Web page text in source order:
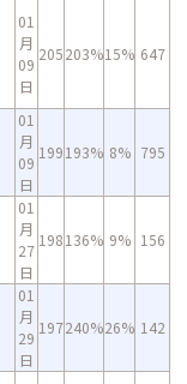
01
月
09
日
205203%15% 647
01
月
09
日
199193% 8% 795
01
月
27
日
198136% 9% 156
01
月
29
日
197240%26% 142